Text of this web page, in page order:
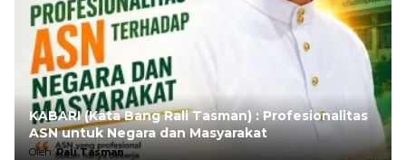
KABARI (Kata Bang Rali Tasman) : Profesionalitas
ASN untuk Negara dan Masyarakat
Oleh:Rali Tasman